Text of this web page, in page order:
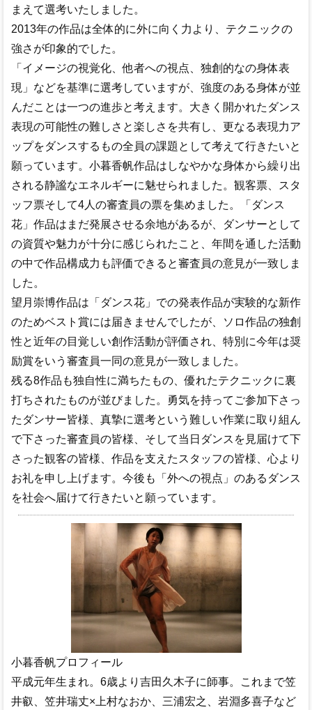
まえて選考いたしました。
2013年の作品は全体的に外に向く力より、テクニックの
強さが印象的でした。
「イメージの視覚化、他者への視点、独創的なの身体表
現」などを基準に選考していますが、強度のある身体が並
んだことは一つの進歩と考えます。大きく開かれたダンス
表現の可能性の難しさと楽しさを共有し、更なる表現力ア
ップをダンスするもの全員の課題として考えて行きたいと
願っています。小暮香帆作品はしなやかな身体から繰り出
される静謐なエネルギーに魅せられました。観客票、スタ
ッフ票そして4人の審査員の票を集めました。「ダンス
花」作品はまだ発展させる余地があるが、ダンサーとして
の資質や魅力が十分に感じられたこと、年間を通した活動
の中で作品構成力も評価できると審査員の意見が一致しま
した。
望月崇博作品は「ダンス花」での発表作品が実験的な新作
のためベスト賞には届きませんでしたが、ソロ作品の独創
性と近年の目覚しい創作活動が評価され、特別に今年は奨
励賞をいう審査員一同の意見が一致しました。
残る8作品も独自性に満ちたもの、優れたテクニックに裏
打ちされたものが並びました。勇気を持ってご参加下さっ
たダンサー皆様、真摯に選考という難しい作業に取り組ん
で下さった審査員の皆様、そして当日ダンスを見届けて下
さった観客の皆様、作品を支えたスタッフの皆様、心より
お礼を申し上げます。今後も「外への視点」のあるダンス
を社会へ届けて行きたいと願っています。
小暮香帆プロフィール
平成元年生まれ。6歳より吉田久木子に師事。これまで笠
井叡、笠井瑞丈×上村なおか、三浦宏之、岩淵多喜子など